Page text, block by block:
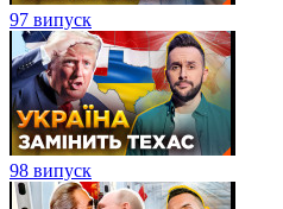
97 випуск
98 випуск